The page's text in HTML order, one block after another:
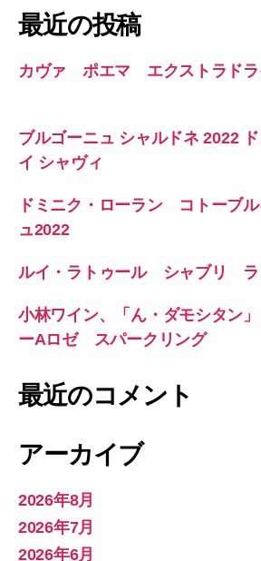
象:
最近の投稿
カヴァ ポエマ エクストラドラ
ブルゴーニュ シャルドネ 2022
イ シャヴィ
ドミニク・ローラン コトーブ
ュ2022
ルイ・ラトゥール シャブリ ラ
小林ワイン、「ん・ダモシタン
ーAロゼ スパークリング
最近のコメント
アーカイブ
2026年8月
2026年7月
2026年6月